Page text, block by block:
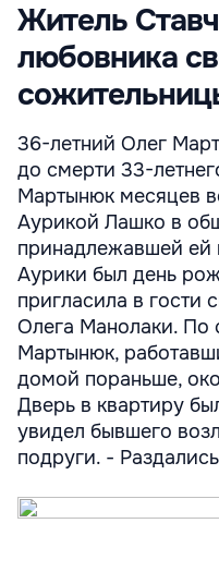
Житель
любовника
36-летний Олег
до смерти 33-
Мартынюк месяцев
Аурикой Лашко в
принадлежавшей ей
Аурики был день
пригласила в гости
Олега Манолаки. По
Мартынюк,
домой пораньше,
Дверь в квартиру
увидел бывшего
подруги. -